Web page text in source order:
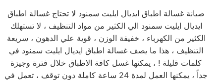
صيانة غسالة اطباق ايديال ايليت سمنود لا تحتاج غسالة اطباق
ايديال ايليت سمنود الي الكثير من مواد التنظيف ، لا تستهلك
الكثير من الكهرباء ، خفيفة الوزن ، قوية علي الدهون ، سريعة
التنظيف ، هذا ما يصف غسالة اطباق ايديال ايليت سمنود في
كلمات قليلة ! ، يمكنها غسل كافة الاطباق خلال فترة وجيزة
جداً ، يمكنها العمل لمدة 24 ساعة كاملة دون توقف ، تعمل في